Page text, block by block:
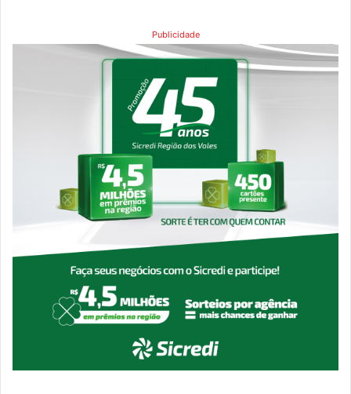
Publicidade